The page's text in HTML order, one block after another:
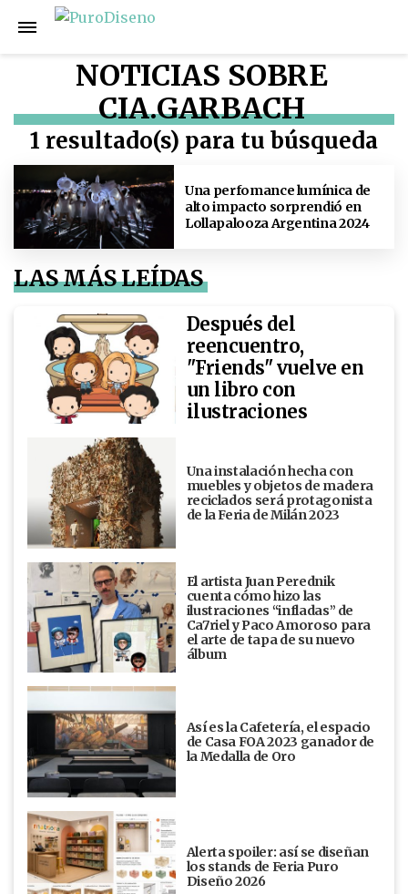
NOTICIAS SOBRE
CIA.GARBACH
1 resultado(s) para tu búsqueda
Una perfomance lumínica de
alto impacto sorprendió en
Lollapalooza Argentina 2024
LAS MÁS LEÍDAS
Después del
reencuentro,
"Friends" vuelve en
un libro con
ilustraciones
Una instalación hecha con
muebles y objetos de madera
reciclados será protagonista
de la Feria de Milán 2023
El artista Juan Perednik
cuenta cómo hizo las
ilustraciones “infladas” de
Ca7riel y Paco Amoroso para
el arte de tapa de su nuevo
álbum
Así es la Cafetería, el espacio
de Casa FOA 2023 ganador de
la Medalla de Oro
Alerta spoiler: así se diseñan
los stands de Feria Puro
Diseño 2026